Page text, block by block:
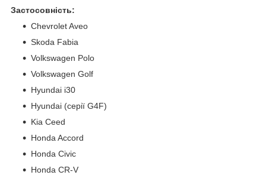
Застосовність:
Chevrolet Aveo
Skoda Fabia
Volkswagen Polo
Volkswagen Golf
Hyundai i30
Hyundai (серії G4F)
Kia Ceed
Honda Accord
Honda Civic
Honda CR-V